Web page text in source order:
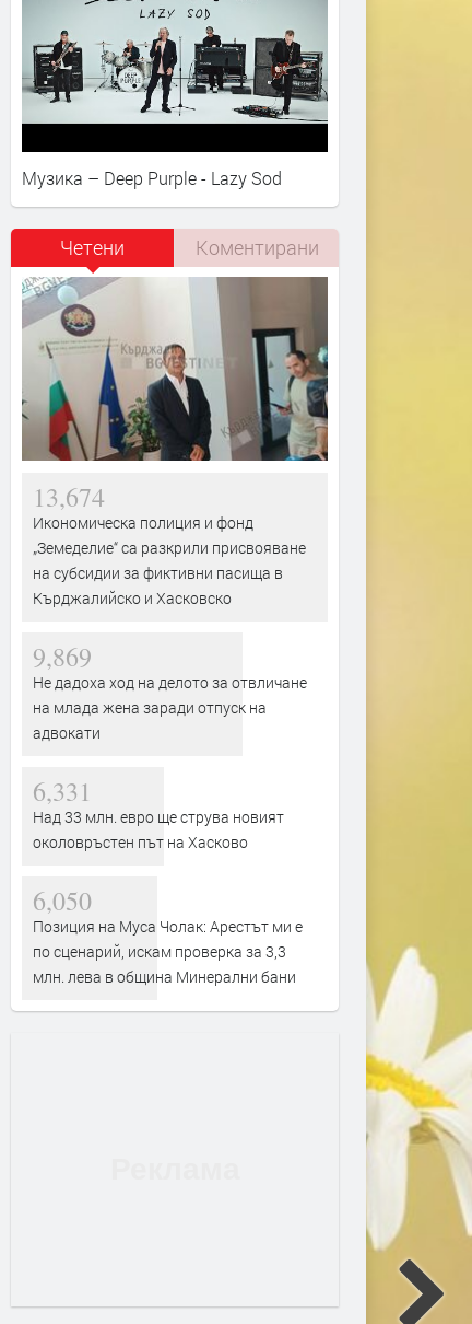
Музика – Deep Purple - Lazy Sod
Четени Коментирани
13,674
Икономическа полиция и фонд
„Земеделие“ са разкрили присвояване
на субсидии за фиктивни пасища в
Кърджалийско и Хасковско
9,869
Не дадоха ход на делото за отвличане
на млада жена заради отпуск на
адвокати
6,331
Над 33 млн. евро ще струва новият
околовръстен път на Хасково
6,050
Позиция на Муса Чолак: Арестът ми е
по сценарий, искам проверка за 3,3
млн. лева в община Минерални бани